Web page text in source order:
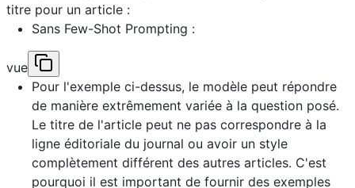
titre pour un article :
Sans Few-Shot Prompting :
vue
Pour l'exemple ci-dessus, le modèle peut répondre
de manière extrêmement variée à la question posé.
Le titre de l'article peut ne pas correspondre à la
ligne éditoriale du journal ou avoir un style
complètement différent des autres articles. C'est
pourquoi il est important de fournir des exemples